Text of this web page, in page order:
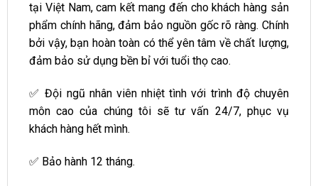
tại Việt Nam, cam kết mang đến cho khách hàng sản
phẩm chính hãng, đảm bảo nguồn gốc rõ ràng. Chính
bởi vậy, bạn hoàn toàn có thể yên tâm về chất lượng,
đảm bảo sử dụng bền bỉ với tuổi thọ cao.
✅ Đội ngũ nhân viên nhiệt tình với trình độ chuyên
môn cao của chúng tôi sẽ tư vấn 24/7, phục vụ
khách hàng hết mình.
✅ Bảo hành 12 tháng.